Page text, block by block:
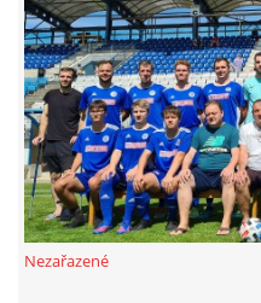
68304
ičo
č.ú.
Nezařazené